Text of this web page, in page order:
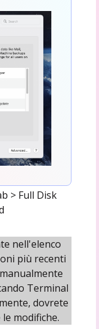
> Full Disk
nell'elenco
più recenti
Terminal
dovrete
modifiche.